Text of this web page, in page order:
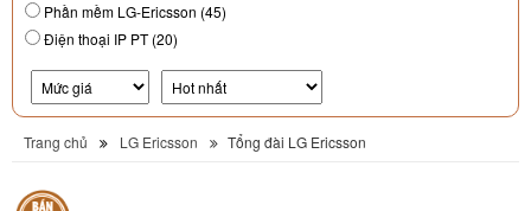
Phần mềm LG-Ericsson (45)
Điện thoại IP PT (20)
Trang chủ LG Ericsson Tổng đài LG Ericsson